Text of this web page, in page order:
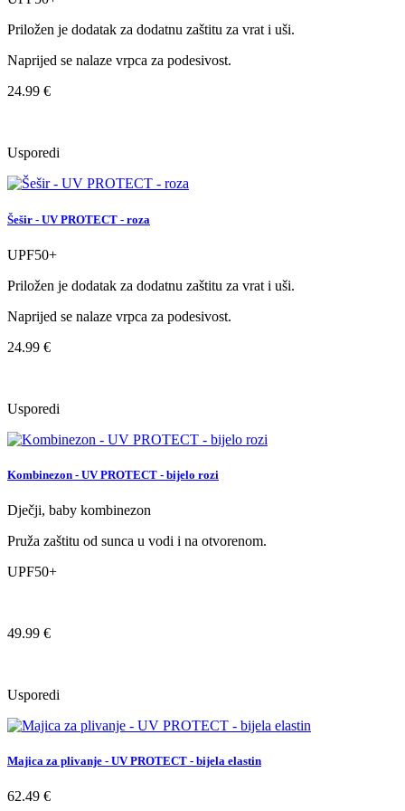
Priložen je dodatak za dodatnu zaštitu za vrat i uši.
Naprijed se nalaze vrpca za podesivost.
24.99 €
Usporedi
Šešir - UV PROTECT - roza
UPF50+
Priložen je dodatak za dodatnu zaštitu za vrat i uši.
Naprijed se nalaze vrpca za podesivost.
24.99 €
Usporedi
Kombinezon - UV PROTECT - bijelo rozi
Dječji, baby kombinezon
Pruža zaštitu od sunca u vodi i na otvorenom.
UPF50+
49.99 €
Usporedi
Majica za plivanje - UV PROTECT - bijela elastin
62.49 €